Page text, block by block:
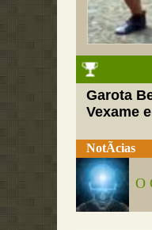
Garota
Vexame
NotÃ­cias
O